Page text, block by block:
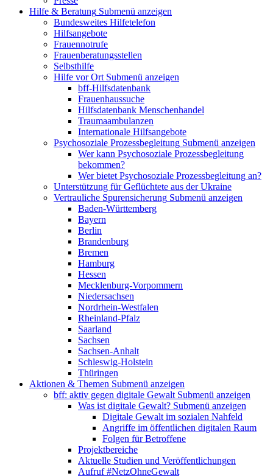
Hilfe & Beratung Submenü anzeigen
Bundesweites Hilfetelefon
Hilfsangebote
Frauennotrufe
Frauenberatungsstellen
Selbsthilfe
Hilfe vor Ort Submenü anzeigen
bff-Hilfsdatenbank
Frauenhaussuche
Hilfsdatenbank Menschenhandel
Traumaambulanzen
Internationale Hilfsangebote
Psychosoziale Prozessbegleitung Submenü anzeigen
Wer kann Psychosoziale Prozessbegleitung
bekommen?
Wer bietet Psychosoziale Prozessbegleitung an?
Unterstützung für Geflüchtete aus der Ukraine
Vertrauliche Spurensicherung Submenü anzeigen
Baden-Württemberg
Bayern
Berlin
Brandenburg
Bremen
Hamburg
Hessen
Mecklenburg-Vorpommern
Niedersachsen
Nordrhein-Westfalen
Rheinland-Pfalz
Saarland
Sachsen
Sachsen-Anhalt
Schleswig-Holstein
Thüringen
Aktionen & Themen Submenü anzeigen
bff: aktiv gegen digitale Gewalt Submenü anzeigen
Was ist digitale Gewalt? Submenü anzeigen
Digitale Gewalt im sozialen Nahfeld
Angriffe im öffentlichen digitalen Raum
Folgen für Betroffene
Projektbereiche
Aktuelle Studien und Veröffentlichungen
Aufruf #NetzOhneGewalt